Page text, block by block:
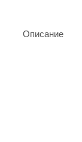
Описание